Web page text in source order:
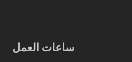
ساعات العمل